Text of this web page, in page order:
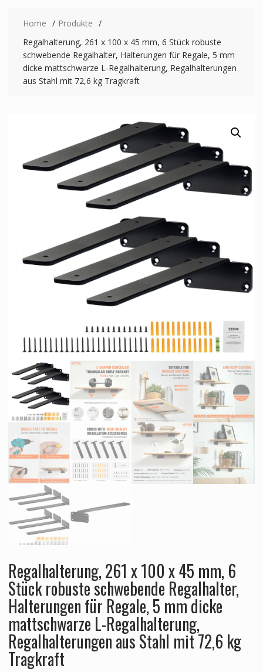
Home
Produkte
Regalhalterung, 261 x 100 x 45 mm, 6 Stück robuste
schwebende Regalhalter, Halterungen für Regale, 5 mm
dicke mattschwarze L-Regalhalterung, Regalhalterungen
aus Stahl mit 72,6 kg Tragkraft
Regalhalterung, 261 x 100 x 45 mm, 6
Stück robuste schwebende Regalhalter,
Halterungen für Regale, 5 mm dicke
mattschwarze L-Regalhalterung,
Regalhalterungen aus Stahl mit 72,6 kg
Tragkraft